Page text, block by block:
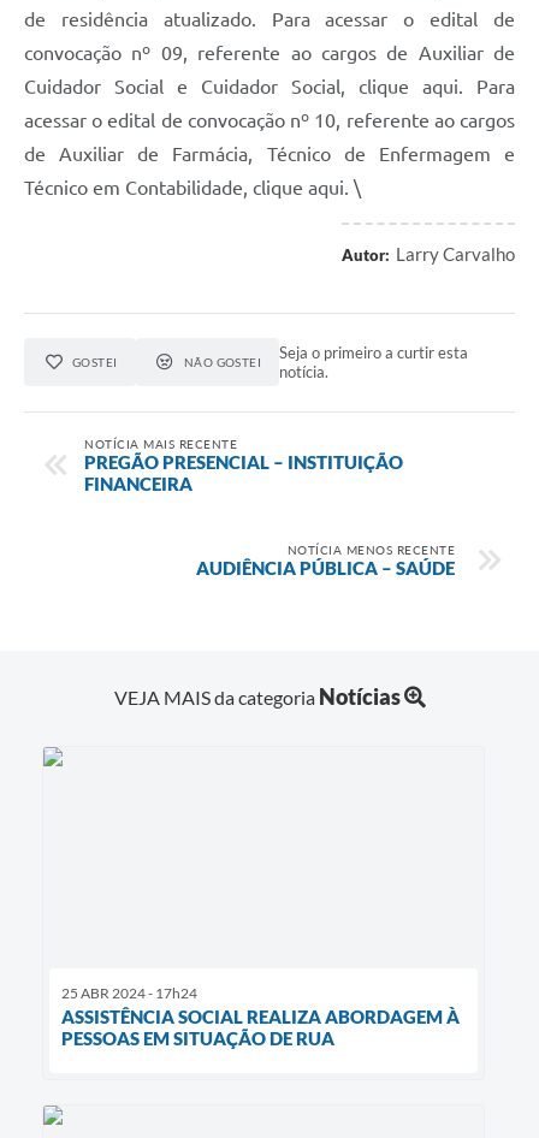
de residência atualizado. Para acessar o edital de
convocação nº 09, referente ao cargos de Auxiliar de
Cuidador Social e Cuidador Social, clique aqui. Para
acessar o edital de convocação nº 10, referente ao cargos
de Auxiliar de Farmácia, Técnico de Enfermagem e
Técnico em Contabilidade, clique aqui. \
Autor: Larry Carvalho
GOSTEI NÃO GOSTEI
Seja o primeiro a curtir esta
notícia.
NOTÍCIA MAIS RECENTE
PREGÃO PRESENCIAL – INSTITUIÇÃO
FINANCEIRA
NOTÍCIA MENOS RECENTE
AUDIÊNCIA PÚBLICA – SAÚDE
VEJA MAIS da categoria Notícias
25 ABR 2024 - 17h24
ASSISTÊNCIA SOCIAL REALIZA ABORDAGEM À
PESSOAS EM SITUAÇÃO DE RUA